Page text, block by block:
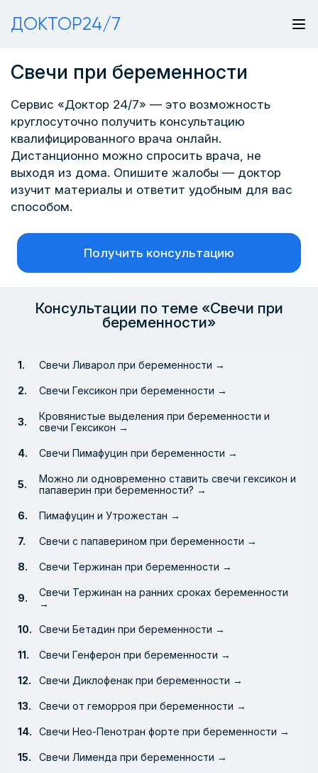
ДОКТОР24/7
Свечи при беременности
Сервис «Доктор 24/7» — это возможность
круглосуточно получить консультацию
квалифицированного врача онлайн.
Дистанционно можно спросить врача, не
выходя из дома. Опишите жалобы — доктор
изучит материалы и ответит удобным для вас
способом.
Получить консультацию
Консультации по теме «Свечи при
беременности»
Свечи Ливарол при беременности →
Свечи Гексикон при беременности →
Кровянистые выделения при беременности и
свечи Гексикон →
Свечи Пимафуцин при беременности →
Можно ли одновременно ставить свечи гексикон и
папаверин при беременности? →
Пимафуцин и Утрожестан →
Свечи с папаверином при беременности →
Свечи Тержинан при беременности →
Свечи Тержинан на ранних сроках беременности
→
Свечи Бетадин при беременности →
Свечи Генферон при беременности →
Свечи Диклофенак при беременности →
Свечи от геморроя при беременности →
Свечи Нео-Пенотран форте при беременности →
Свечи Лименда при беременности →